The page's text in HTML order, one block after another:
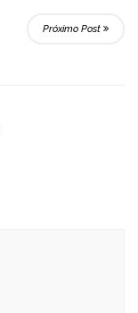
Próximo Post